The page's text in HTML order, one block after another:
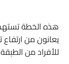
هذه الخطة
يعانون من
للأفراد من